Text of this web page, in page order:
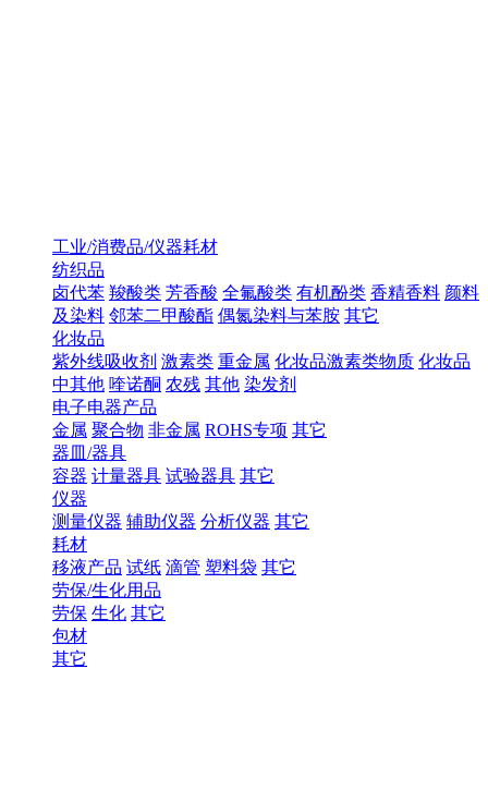
工业/消费品/仪器耗材
纺织品
卤代苯 羧酸类 芳香酸 全氟酸类 有机酚类 香精香料 颜料
及染料 邻苯二甲酸酯 偶氮染料与苯胺 其它
化妆品
紫外线吸收剂 激素类 重金属 化妆品激素类物质 化妆品
中其他 喹诺酮 农残 其他 染发剂
电子电器产品
金属 聚合物 非金属 ROHS专项 其它
器皿/器具
容器 计量器具 试验器具 其它
仪器
测量仪器 辅助仪器 分析仪器 其它
耗材
移液产品 试纸 滴管 塑料袋 其它
劳保/生化用品
劳保 生化 其它
包材
其它